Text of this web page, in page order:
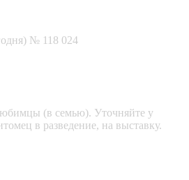
№ 118 024
(в семью). Уточняйте у
в разведение, на выставку.